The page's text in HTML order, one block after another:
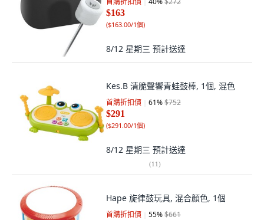
$163
($163.00/1個)
8/12 星期三 預計送達
Kes.B 清脆聲響青蛙鼓棒, 1個, 混色
首購折扣價 61%$752
$291
($291.00/1個)
8/12 星期三 預計送達
(11)
Hape 旋律鼓玩具, 混合顏色, 1個
首購折扣價 55%$661